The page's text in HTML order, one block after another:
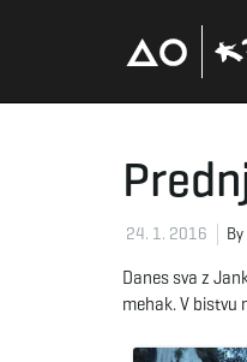
24. 1. 2016 By
Danes sva z
mehak. V bistvu